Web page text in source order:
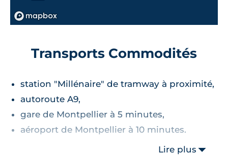
Transports Commodités
station "Millénaire" de tramway à proximité,
autoroute A9,
gare de Montpellier à 5 minutes,
aéroport de Montpellier à 10 minutes.
Lire plus